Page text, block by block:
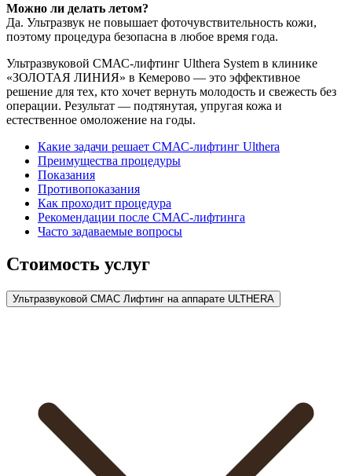
Можно ли делать летом?
Да. Ультразвук не повышает фоточувствительность кожи,
поэтому процедура безопасна в любое время года.
Ультразвуковой СМАС-лифтинг Ulthera System в клинике
«ЗОЛОТАЯ ЛИНИЯ» в Кемерово — это эффективное
решение для тех, кто хочет вернуть молодость и свежесть без
операции. Результат — подтянутая, упругая кожа и
естественное омоложение на годы.
Какие задачи решает СМАС-лифтинг Ulthera
Преимущества процедуры
Показания
Противопоказания
Как проходит процедура
Рекомендации после СМАС-лифтинга
Часто задаваемые вопросы
Стоимость услуг
Ультразвуковой СМАС Лифтинг на аппарате ULTHERA